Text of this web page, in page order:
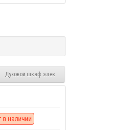
DE LUXE 6009.03эшв-022
Духовой шкаф электрический DE LUXE
в наличии